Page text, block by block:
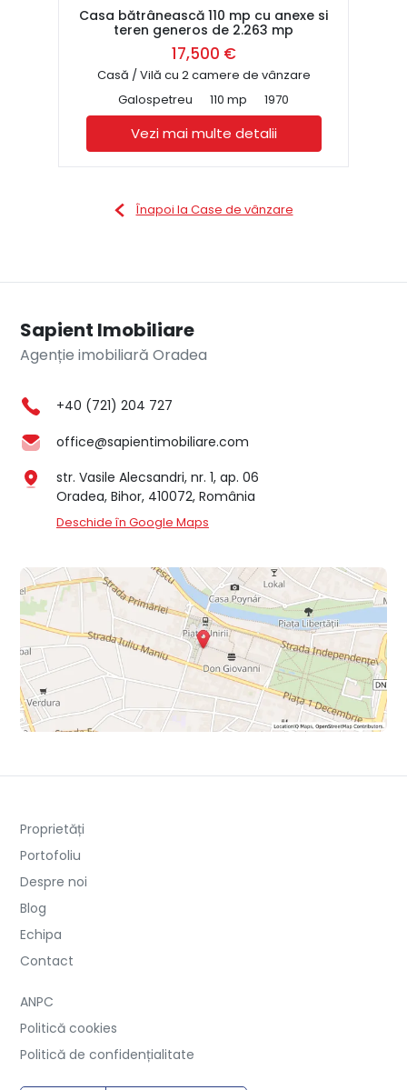
Casa bătrânească 110 mp cu anexe si
teren generos de 2.263 mp
17,500 €
Casă / Vilă cu 2 camere de vânzare
Galospetreu
110 mp 1970
Vezi mai multe detalii
Înapoi la Case de vânzare
Sapient Imobiliare
Agenție imobiliară Oradea
+40 (721) 204 727
office@sapientimobiliare.com
str. Vasile Alecsandri, nr. 1, ap. 06
Oradea, Bihor, 410072, România
Deschide în Google Maps
Proprietăți
Portofoliu
Despre noi
Blog
Echipa
Contact
ANPC
Politică cookies
Politică de confidențialitate